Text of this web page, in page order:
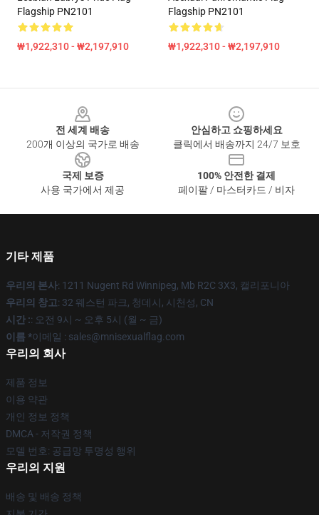
Flagship PN2101
₩1,922,310 - ₩2,197,910
Flagship PN2101
₩1,922,310 - ₩2,197,910
전 세계 배송
200개 이상의 국가로 배송
안심하고 쇼핑하세요
클릭에서 배송까지 24/7 보호
국제 보증
사용 국가에서 제공
100% 안전한 결제
페이팔 / 마스터카드 / 비자
기타 제품
우리의 본사: 1211 Nugent Rd Winnipeg, Mb R2C 3X3, 캘리포니아
우리의 창고: 32 웨스턴 파크, 청데시, 시천성, CN
시간 :: 오전 9시 ~ 오후 5시 (월 ~ 금)
이름 *이메일 : sales@mnisexualflag.com
우리의 회사
제품 정보
이용 약관
개인 정보 정책
DMCA - 저작권 정책
모델 번호: 공급망 투명성 행위
우리의 지원
배송 및 배송 정책